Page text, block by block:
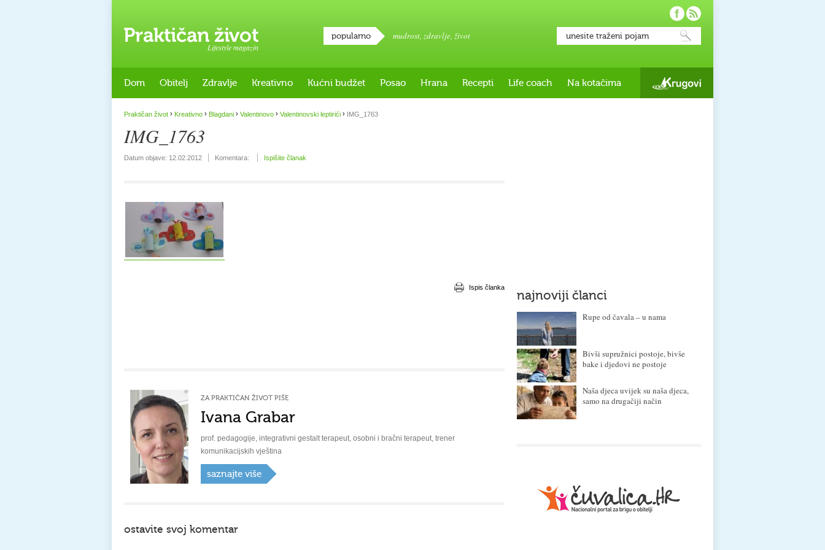
Lifestyle magazin
popularno mudrost, zdravlje, život
Dom Obitelj Zdravlje Kreativno Kućni budžet Posao Hrana Recepti Life coach Na kotačima
Praktičan život › Kreativno › Blagdani › Valentinovo › Valentinovski leptirići › IMG_1763
IMG_1763
Datum objave: 12.02.2012 Komentara: Ispišite članak
Ispis članka
ZA PRAKTIČAN ŽIVOT PIŠE
Ivana Grabar
prof. pedagogije, integrativni gestalt terapeut, osobni i bračni terapeut, trener
komunikacijskih vještina
saznajte više
ostavite svoj komentar
najnoviji članci
Rupe od čavala – u nama
Bivši supružnici postoje, bivše
bake i djedovi ne postoje
Naša djeca uvijek su naša djeca,
samo na drugačiji način